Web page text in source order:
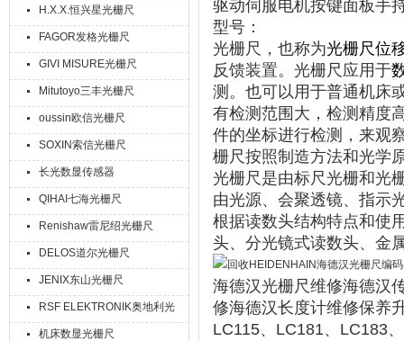
H.X.X.恒兴星光栅尺
FAGOR发格光栅尺
GIVI MISURE光栅尺
Mitutoyo三丰光栅尺
oussin欧信光栅尺
SOXIN索信光栅尺
长光数显传感器
QIHAI七海光栅尺
Renishaw雷尼绍光栅尺
DELOS道尔光栅尺
JENIX东山光栅尺
RSF ELEKTRONIK奥地利光
栅尺
机床数显光栅尺
驱动伺服电机按键面板手
型号：
光栅尺，也称为光栅尺位
反馈装置。光栅尺应用于
测。 也可以用于普通机床
有检测范围大，检测精度
件的坐标进行检测，来观
栅尺按照制造方法和光学
光栅尺是由标尺光栅和光
由光源、会聚透镜、指示
根据读数头结构特点和使
头、分光镜式读数头、金
海德汉光栅尺维修海德汉
修海德汉长度计维修保养
LC115、LC181、LC183